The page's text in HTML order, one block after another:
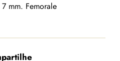
mm. Femorale